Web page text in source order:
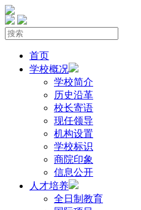
首页
学校概况
学校简介
历史沿革
校长寄语
现任领导
机构设置
学校标识
商院印象
信息公开
人才培养
全日制教育